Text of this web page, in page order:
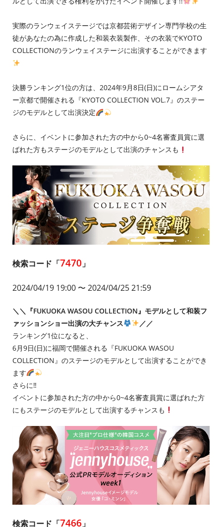
実際のランウェイステージでは京都芸術デザイン専門学校の生
徒があなたの為に作成した和装衣装製作、その衣装でKYOTO
COLLECTIONのランウェイステージに出演することができます
決勝ランキング1位の方は、2024年9月8日(日)にロームシアタ
ー京都で開催される『KYOTO COLLECTION VOL.7』のステー
ジのモデルとして出演決定
さらに、イベントに参加された方の中から0~4名審査員賞に選
ばれた方もステージのモデルとして出演のチャンスも
検索コード「7470 」
2024/04/19 19:00 〜 2024/04/25 21:59
＼＼『FUKUOKA WASOU COLLECTION』モデルとして和装フ
ァッションショー出演の大チャンス
／／
ランキング1位になると、
6月9日(日)に福岡で開催される『FUKUOKA WASOU
COLLECTION』のステージのモデルとして出演することができ
ます
さらに‼︎
イベントに参加された方の中から0~4名審査員賞に選ばれた方
にもステージのモデルとして出演するチャンスも
検索コード「7466 」